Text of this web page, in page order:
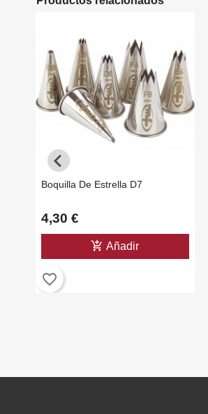
Boquilla De Estrella D7
4,30 €
add_shopping_cart Añadir
favorite_border